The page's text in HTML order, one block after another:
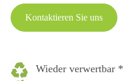
Kontaktieren Sie uns
Wieder verwertbar *